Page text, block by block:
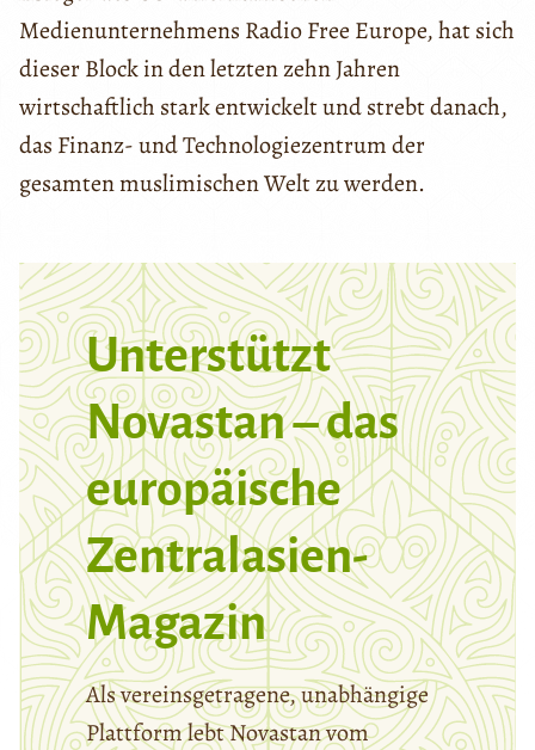
Medienunternehmens Radio Free Europe, hat sich
dieser Block in den letzten zehn Jahren
wirtschaftlich stark entwickelt und strebt danach,
das Finanz- und Technologiezentrum der
gesamten muslimischen Welt zu werden.
Unterstützt
Novastan – das
europäische
Zentralasien-
Magazin
Als vereinsgetragene, unabhängige
Plattform lebt Novastan vom